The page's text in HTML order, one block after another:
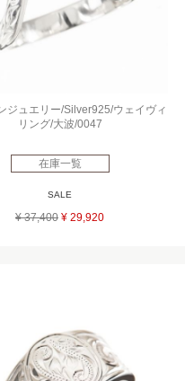
ジュエリー/Silver925/ウェイヴィ
リング/大波/0047
在庫一覧
SALE
¥ 37,400 ¥ 29,920